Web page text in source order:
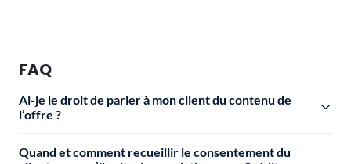
FAQ
Ai-je le droit de parler à mon client du contenu de
l’offre ?
Quand et comment recueillir le consentement du